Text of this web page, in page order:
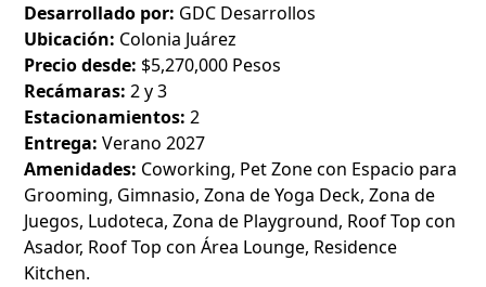
Desarrollado por: GDC Desarrollos
Ubicación: Colonia Juárez
Precio desde: $5,270,000 Pesos
Recámaras: 2 y 3
Estacionamientos: 2
Entrega: Verano 2027
Amenidades: Coworking, Pet Zone con Espacio para
Grooming, Gimnasio, Zona de Yoga Deck, Zona de
Juegos, Ludoteca, Zona de Playground, Roof Top con
Asador, Roof Top con Área Lounge, Residence
Kitchen.